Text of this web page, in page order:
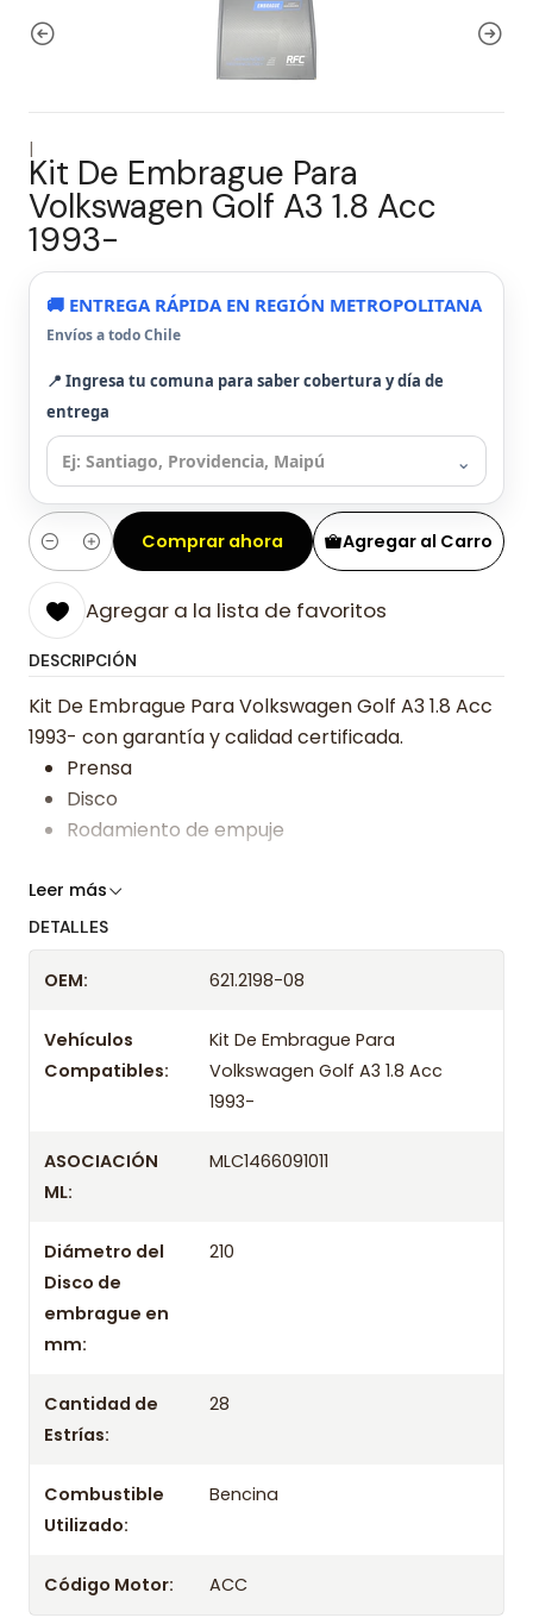
|
Kit De Embrague Para
Volkswagen Golf A3 1.8 Acc
1993-
🚚 ENTREGA RÁPIDA EN REGIÓN METROPOLITANA
Envíos a todo Chile
📍 Ingresa tu comuna para saber cobertura y día de
entrega
⌄
Cantidad
Agregar al Carro
Comprar ahora
Agregar a la lista de favoritos
DESCRIPCIÓN
Kit De Embrague Para Volkswagen Golf A3 1.8 Acc
1993- con garantía y calidad certificada.
Prensa
Disco
Rodamiento de empuje
Somos especialistas en embragues desde 2019,
tienda previo correo de confirmación.
Leer más
DETALLES
OEM: 621.2198-08
Vehículos
Compatibles:
Kit De Embrague Para
Volkswagen Golf A3 1.8 Acc
1993-
ASOCIACIÓN
ML:
MLC1466091011
Diámetro del
Disco de
embrague en
mm:
210
Cantidad de
Estrías:
28
Combustible
Utilizado:
Bencina
Código Motor: ACC